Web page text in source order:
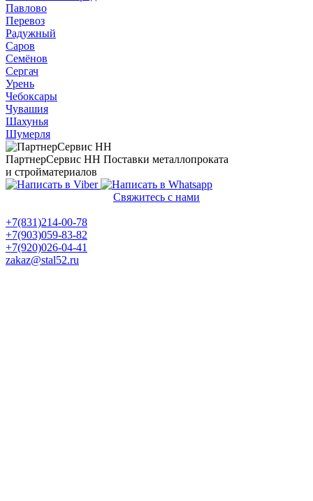
Павлово
Перевоз
Радужный
Саров
Семёнов
Сергач
Урень
Чебоксары
Чувашия
Шахунья
Шумерля
ПартнерСервис НН Поставки металлопроката
и стройматериалов
Свяжитесь с нами
+7(831)214-00-78
+7(903)059-83-82
+7(920)026-04-41
zakaz@stal52.ru